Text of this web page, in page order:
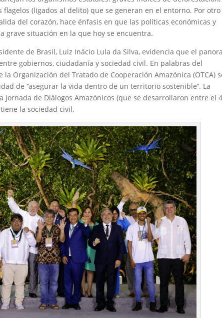
(ligados al delito) que se generan en el entorno. Por otro
del corazón, hace énfasis en que las políticas económicas y
grave situación en la que hoy se encuentra.
de Brasil, Luiz Inácio Lula da Silva, evidencia que el
gobiernos, ciudadanía y sociedad civil. En palabras del
Organización del Tratado de Cooperación Amazónica (OTCA)
de ‘’asegurar la vida dentro de un territorio sostenible’’. La
de Diálogos Amazónicos (que se desarrollaron entre el
la sociedad civil.